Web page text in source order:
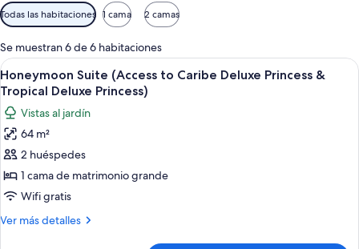
Filtros
disponibles
para
las
habitaciones
Todas las habitaciones 1 cama 2 camas
Se muestran 6 de 6 habitaciones
Abrir
todas
las
fotos
de
Honeymoon
Suite
(Access
to
Una habitación de hotel moderna
7
Honeymoon Suite (Access to Caribe Deluxe Princess &
Tropical Deluxe Princess)
Vistas al jardín
64 m²
2 huéspedes
1 cama de matrimonio grande
Wifi gratis
Ver más detalles
Más